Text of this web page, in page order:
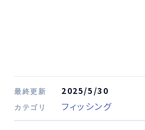
最終更新 2025/5/30
カテゴリ フィッシング